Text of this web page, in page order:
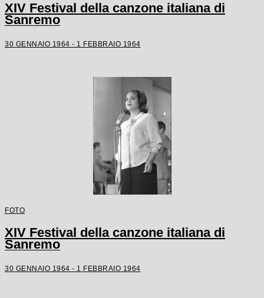
XIV Festival della canzone italiana di
Sanremo
30 GENNAIO 1964 - 1 FEBBRAIO 1964
FOTO
XIV Festival della canzone italiana di
Sanremo
30 GENNAIO 1964 - 1 FEBBRAIO 1964